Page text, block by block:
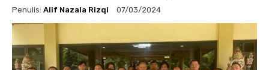
Penulis: Alif Nazala Rizqi 07/03/2024